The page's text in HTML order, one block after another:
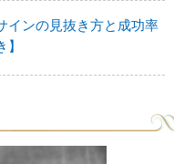
インの見抜き方と成功率